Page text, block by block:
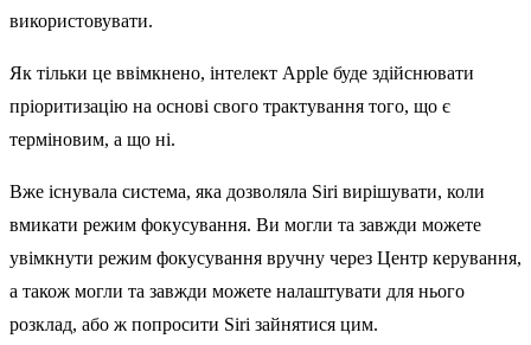
використовувати.
Як тільки це ввімкнено, інтелект Apple буде здійснювати
пріоритизацію на основі свого трактування того, що є
терміновим, а що ні.
Вже існувала система, яка дозволяла Siri вирішувати, коли
вмикати режим фокусування. Ви могли та завжди можете
увімкнути режим фокусування вручну через Центр керування,
а також могли та завжди можете налаштувати для нього
розклад, або ж попросити Siri зайнятися цим.